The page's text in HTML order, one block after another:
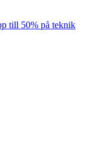
till 50% på teknik